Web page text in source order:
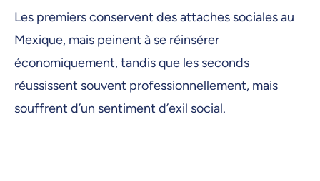
Les premiers conservent des attaches sociales au
Mexique, mais peinent à se réinsérer
économiquement, tandis que les seconds
réussissent souvent professionnellement, mais
souffrent d’un sentiment d’exil social.